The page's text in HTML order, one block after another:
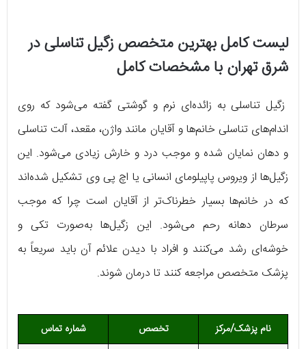
لیست کامل بهترین متخصص زگیل تناسلی در
شرق تهران با مشخصات کامل
زگیل تناسلی به زائده‌ای نرم و گوشتی گفته می‌شود که روی
اندام‌های تناسلی خانم‌ها و آقایان مانند واژن، مقعد، آلت تناسلی
و دهان نمایان شده و موجب درد و خارش زیادی می‌شود. این
زگیل‌ها از ویروس پاپیلومای انسانی یا اچ پی وی تشکیل شده‌اند
که در خانم‌ها بسیار خطرناک‌تر از آقایان است چرا که موجب
سرطان دهانه رحم می‌شود. این زگیل‌ها به‌صورت تکی و
خوشه‌ای رشد می‌کنند و افراد با دیدن علائم آن باید سریعاً به
پزشک متخصص مراجعه کنند تا درمان شوند.
نام پزشک/مرکز تخصص شماره تماس